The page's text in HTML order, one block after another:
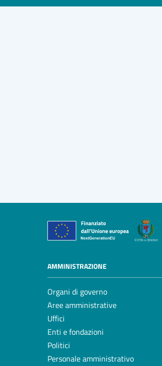
AMMINISTRAZIONE
Organi di governo
Aree amministrative
Uffici
Enti e fondazioni
Politici
Personale amministrativo